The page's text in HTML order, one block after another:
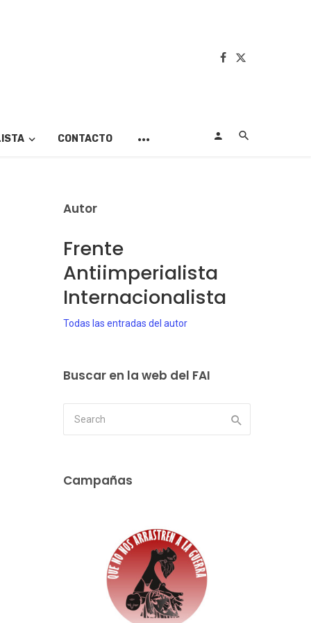
CONTACTO
Autor
Frente
Antiimperialista
Internacionalista
Todas las entradas del autor
Buscar en la web del FAI
Campañas